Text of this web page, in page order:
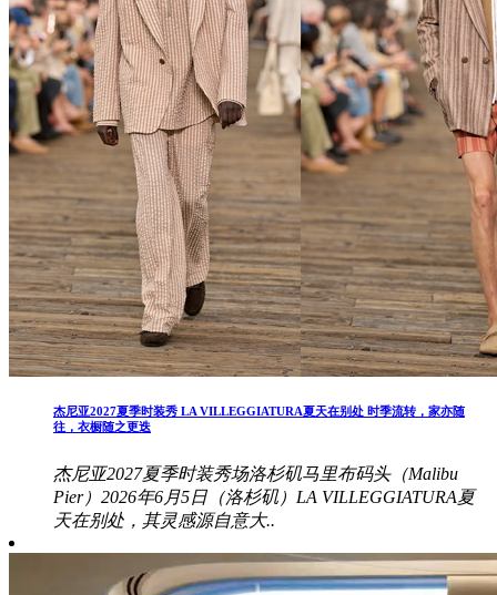
杰尼亚2027夏季时装秀 LA VILLEGGIATURA夏天在别处 时季流转，家亦随
往，衣橱随之更迭
杰尼亚2027夏季时装秀场洛杉矶马里布码头（Malibu
Pier）2026年6月5日（洛杉矶）LA VILLEGGIATURA夏
天在别处，其灵感源自意大..